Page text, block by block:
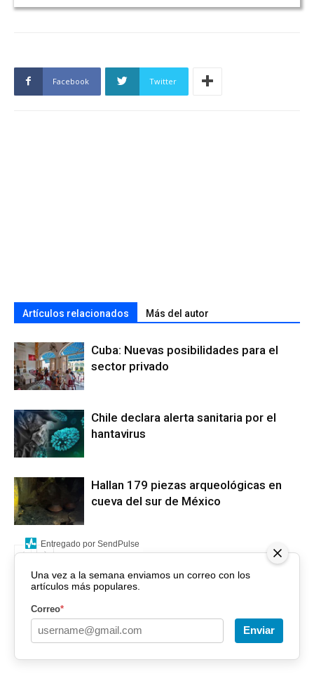
Facebook Twitter
Artículos relacionados Más del autor
Cuba: Nuevas posibilidades para el
sector privado
Chile declara alerta sanitaria por el
hantavirus
Hallan 179 piezas arqueológicas en
cueva del sur de México
Una vez a la semana enviamos un correo con los
artículos más populares.
Correo*
Enviar
Entregado por SendPulse